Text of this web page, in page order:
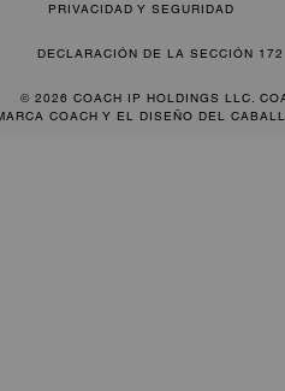
PRIVACIDAD Y SEGURIDAD
DECLARACIÓN DE LA SECCIÓN 172
© 2026 COACH IP HOLDINGS LLC.
COACH Y EL DISEÑO DEL